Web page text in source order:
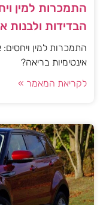
התמכרות למין
הבדידות ולבנות
התמכרות למין
אינטימיות בריאה?
לקריאת המאמר »